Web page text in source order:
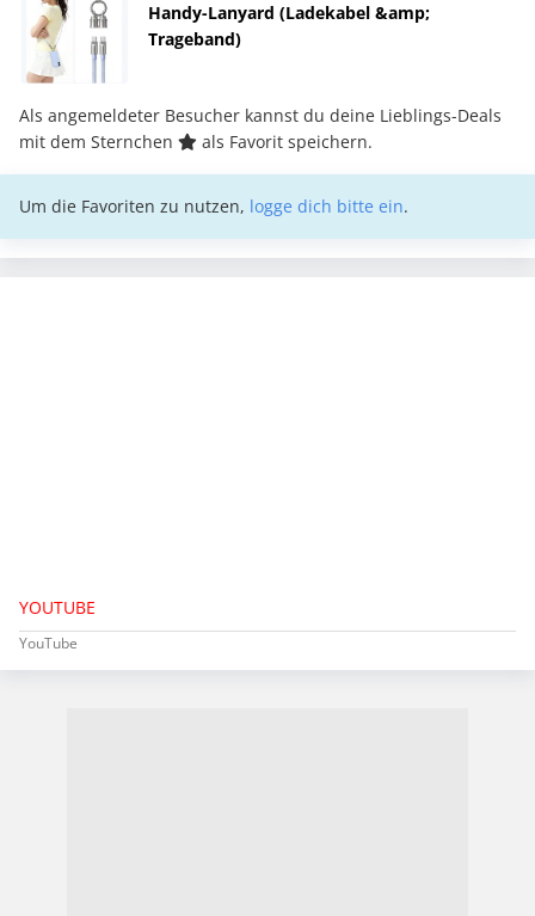
Handy-Lanyard (Ladekabel &amp;
Trageband)
Als angemeldeter Besucher kannst du deine Lieblings-Deals
mit dem Sternchen
als Favorit speichern.
Um die Favoriten zu nutzen, logge dich bitte ein.
YOUTUBE
YouTube